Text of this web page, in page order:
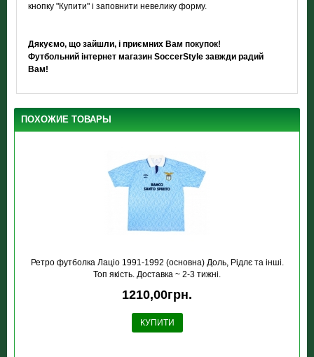
кнопку "Купити" і заповнити невелику форму.
Дякуємо, що зайшли, і приємних Вам покупок!
Футбольний інтернет магазин SoccerStyle завжди радий
Вам!
ПОХОЖИЕ ТОВАРЫ
Ретро футболка Лацiо 1991-1992 (основна) Доль, Рідлє та інші.
Топ якість. Доставка ~ 2-3 тижні.
1210,00грн.
КУПИТИ